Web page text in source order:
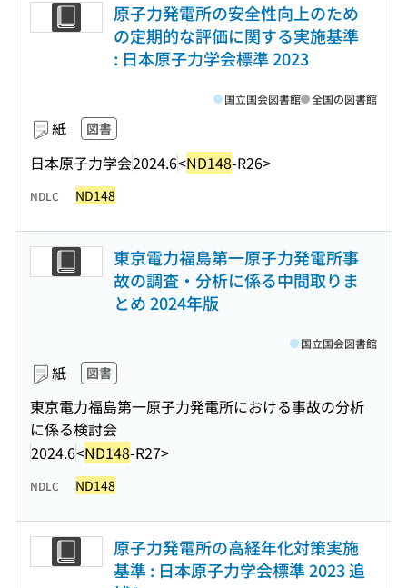
原子力発電所の安全性向上のため
の定期的な評価に関する実施基準
: 日本原子力学会標準 2023
紙 図書
日本原子力学会2024.6<ND148-R26>
国立国会図書館 全国の図書館
NDLC ND148
東京電力福島第一原子力発電所事
故の調査・分析に係る中間取りま
とめ 2024年版
紙 図書
東京電力福島第一原子力発電所における事故の分析
に係る検討会
2024.6<ND148-R27>
国立国会図書館
NDLC ND148
原子力発電所の高経年化対策実施
基準 : 日本原子力学会標準 2023 追